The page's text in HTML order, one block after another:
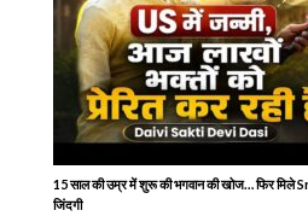
15 साल की उम्र में शुरू की भगवान की खोज… फिर
जिंदगी